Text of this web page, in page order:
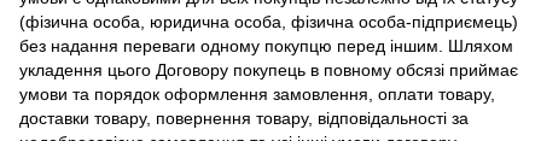
(фізична особа, юридична особа, фізична особа-підприємець)
без надання переваги одному покупцю перед іншим. Шляхом
укладення цього Договору покупець в повному обсязі приймає
умови та порядок оформлення замовлення, оплати товару,
доставки товару, повернення товару, відповідальності за